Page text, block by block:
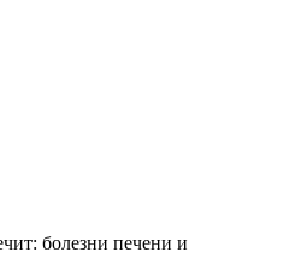
болезни печени и